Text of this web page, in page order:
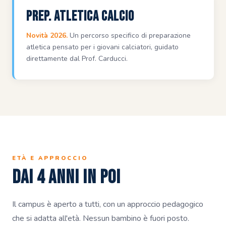
Prep. Atletica Calcio
Novità 2026. Un percorso specifico di preparazione
atletica pensato per i giovani calciatori, guidato
direttamente dal Prof. Carducci.
ETÀ E APPROCCIO
Dai 4 anni in poi
Il campus è aperto a tutti, con un approccio pedagogico
che si adatta all'età. Nessun bambino è fuori posto.